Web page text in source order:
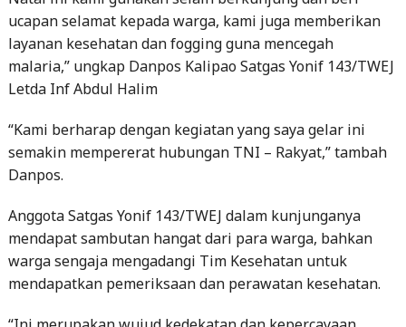
malaria,” ungkap Danpos Kalipao Satgas Yonif 143/TWEJ
Letda Inf Abdul Halim
“Kami berharap dengan kegiatan yang saya gelar ini
semakin mempererat hubungan TNI – Rakyat,” tambah
Danpos.
Anggota Satgas Yonif 143/TWEJ dalam kunjunganya
mendapat sambutan hangat dari para warga, bahkan
warga sengaja mengadangi Tim Kesehatan untuk
mendapatkan pemeriksaan dan perawatan kesehatan.
“Ini merupakan wujud kedekatan dan kepercayaan
warga masyarakat Kampung Yuwainda kepada Satgas,”
jelas Danpos Kalipao Satgas Yonif 143/TWEJ Letda Inf